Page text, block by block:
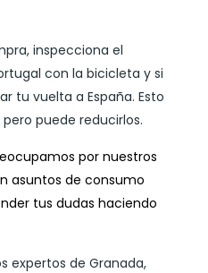
inspecciona el
con la bicicleta y si
tu vuelta a España. Esto
puede reducirlos.
por nuestros
asuntos de consumo
tus dudas haciendo
expertos de Granada,